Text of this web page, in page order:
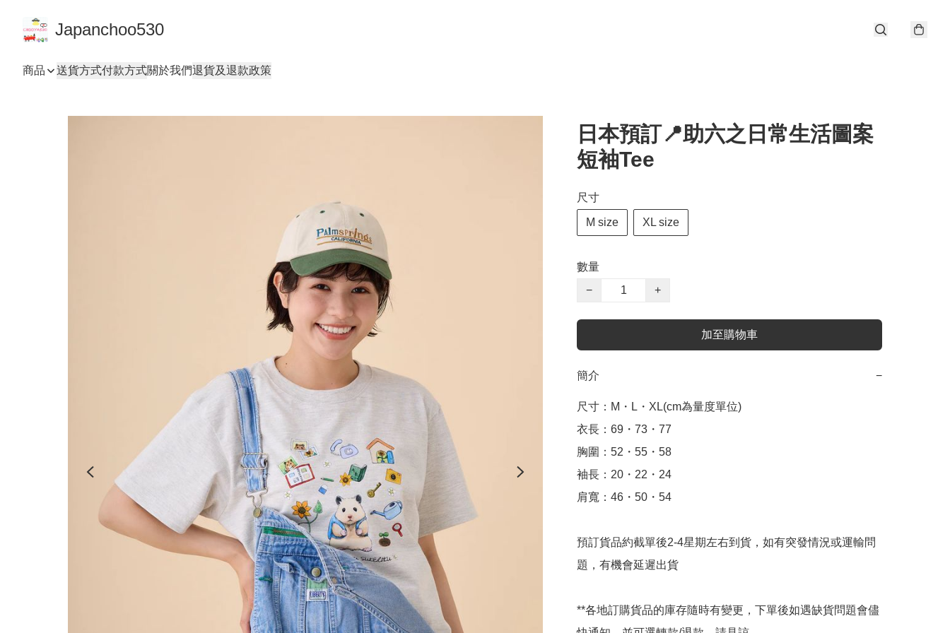
Japanchoo530
商品 送貨方式付款方式關於我們退貨及退款政策
日本預訂📍助六之日常生活圖案
短袖Tee
尺寸
M size XL size
數量
−
+
加至購物車
簡介 −
尺寸：M・L・XL(cm為量度單位)
衣長：69・73・77
胸圍：52・55・58
袖長：20・22・24
肩寬：46・50・54
預訂貨品約截單後2-4星期左右到貨，如有突發情況或運輸問
題，有機會延遲出貨
**各地訂購貨品的庫存隨時有變更，下單後如遇缺貨問題會儘